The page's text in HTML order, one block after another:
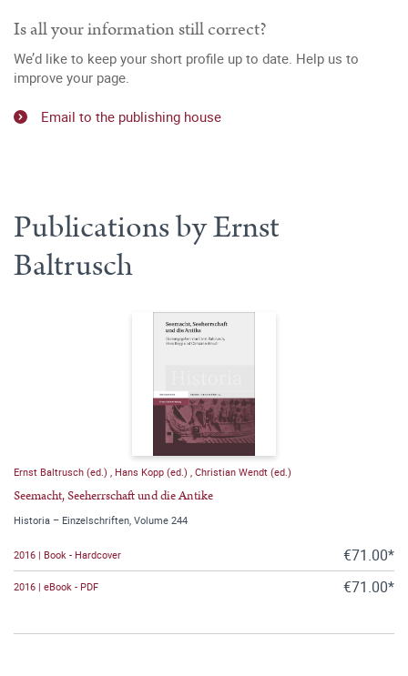
Is all your information still correct?
We’d like to keep your short profile up to date. Help us to
improve your page.
Email to the publishing house
Publications by Ernst
Baltrusch
Ernst Baltrusch (ed.) Hans Kopp (ed.) Christian Wendt (ed.)
Seemacht, Seeherrschaft und die Antike
Historia – Einzelschriften, Volume 244
2016 | Book - Hardcover €71.00*
2016 | eBook - PDF €71.00*